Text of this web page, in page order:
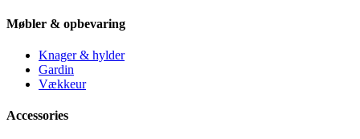
Møbler & opbevaring
Knager & hylder
Gardin
Vækkeur
Accessories